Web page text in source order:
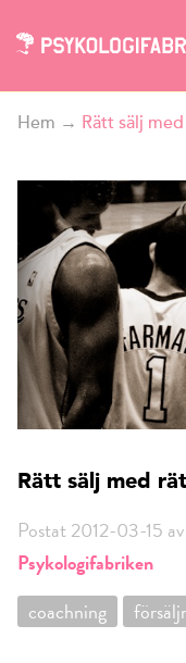
Hem → Rätt sälj
Rätt sälj med
Postat 2012-03-15 av
Psykologifabriken
coachning